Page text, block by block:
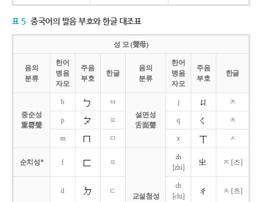
표 5 중국어의 발음 부호와 한글 대조표
성 모 (聲母)
음의
분류
한어
병음
자모
주음
부호
한글
음의
분류
한어
병음
자모
주음
부호
한글
중순성
重脣聲
b
ㅂ
설면성
舌面聲
j ㅈ
p ㅍ q ㅊ
m ㅁ x ㅅ
순치성* f ㅍ
교설첨성
zh
[zhi]
ㅈ [즈]
d ㄷ
ch
[chi]
ㅊ [츠]